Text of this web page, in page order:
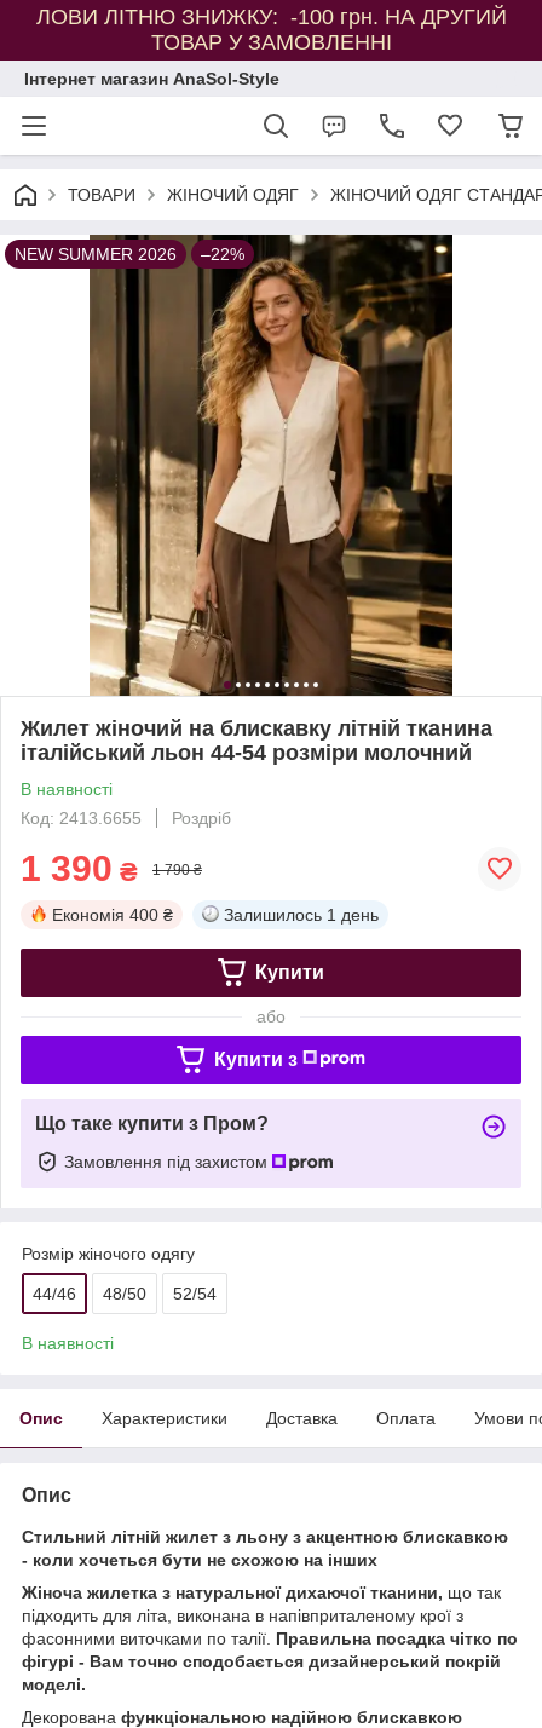
ЛОВИ ЛІТНЮ ЗНИЖКУ: -100 грн. НА ДРУГИЙ
ТОВАР У ЗАМОВЛЕННІ
Інтернет магазин AnaSol-Style
ТОВАРИ ЖІНОЧИЙ ОДЯГ ЖІНОЧИЙ ОДЯГ
NEW SUMMER 2026 –22%
Жилет жіночий на блискавку літній тканина
італійський льон 44-54 розміри молочний
В наявності
Код: 2413.6655
Роздріб
1 390 ₴ 1 790 ₴
Економія 400 ₴ Залишилось 1 день
Купити
або
Купити з
Що таке купити з Пром?
Замовлення під захистом
Розмір жіночого одягу
44/46 48/50 52/54
В наявності
Опис Характеристики Доставка Оплата Умови
Опис
Стильний літній жилет з льону з акцентною блискавкою
- коли хочеться бути не схожою на інших
Жіноча жилетка з натуральної дихаючої тканини, що так
підходить для літа, виконана в напівприталеному крої з
фасонними виточками по талії. Правильна посадка чітко по
фігурі - Вам точно сподобається дизайнерський покрій
моделі.
Декорована функціональною надійною блискавкою